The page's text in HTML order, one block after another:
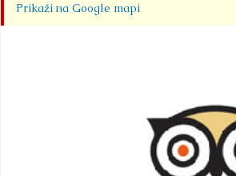
Prikaži na Google mapi